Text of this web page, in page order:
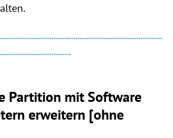
Partition mit Software
erweitern [ohne